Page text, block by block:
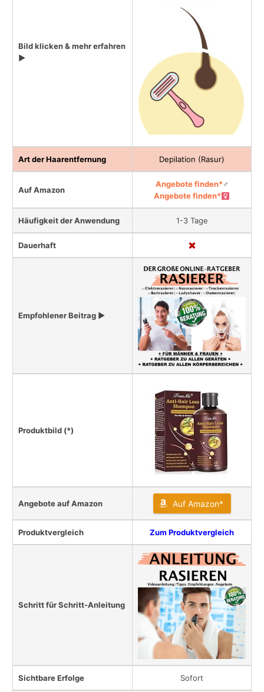
Bild klicken & mehr erfahren
▶
Art der Haarentfernung Depilation (Rasur)
Auf Amazon
Angebote finden*♂
Angebote finden*
Häufigkeit der Anwendung 1-3 Tage
Dauerhaft
Empfohlener Beitrag ▶
Produktbild (*)
Angebote auf Amazon Auf Amazon*
Produktvergleich Zum Produktvergleich
Schritt für Schritt-Anleitung
Sichtbare Erfolge Sofort